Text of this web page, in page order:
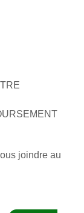
joindre au